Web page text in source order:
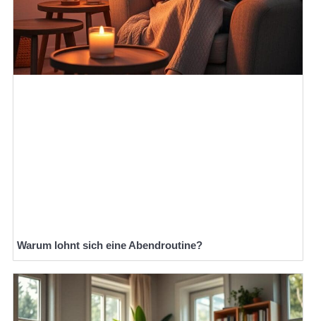
Warum lohnt sich eine Abendroutine?